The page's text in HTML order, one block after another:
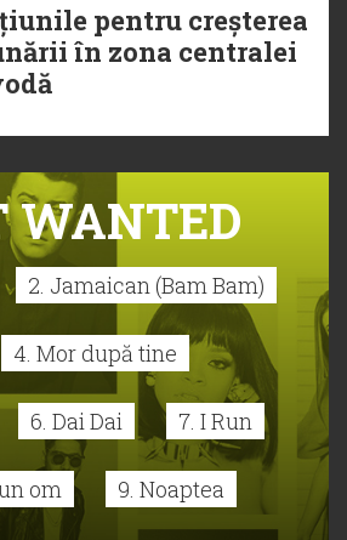
pentru creșterea
în zona centralei
WANTED
2. Jamaican (Bam Bam)
4. Mor după tine
6. Dai Dai 7. I Run
om 9. Noaptea